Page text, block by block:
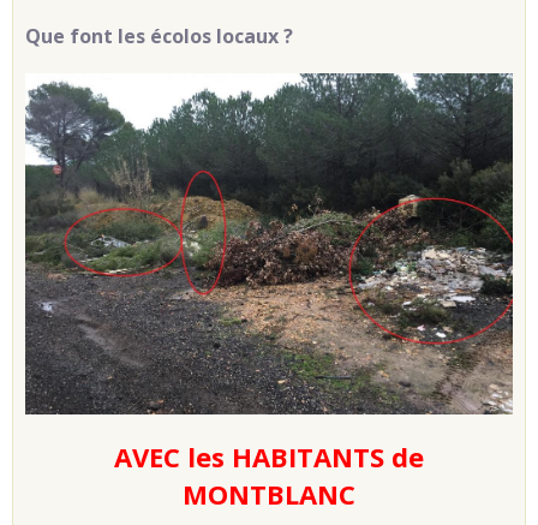
Que font les écolos locaux ?
AVEC les HABITANTS de
MONTBLANC